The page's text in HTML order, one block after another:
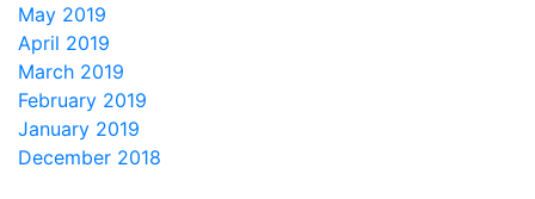
May 2019
April 2019
March 2019
February 2019
January 2019
December 2018